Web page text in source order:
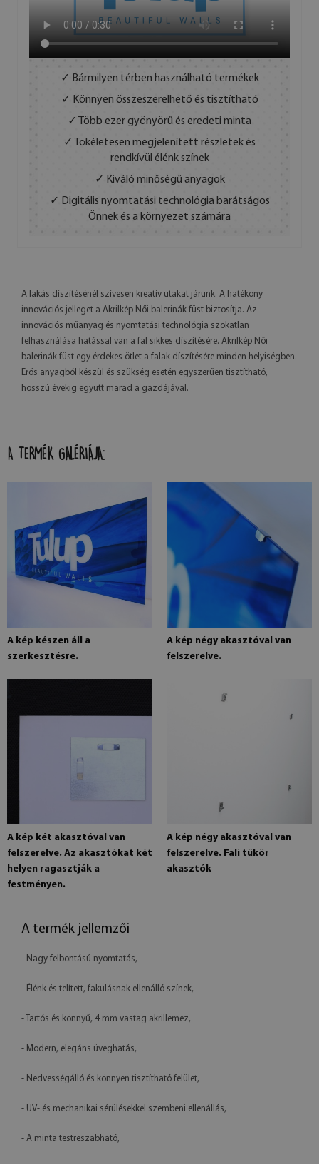
✓ Bármilyen térben használható termékek
✓ Könnyen összeszerelhető és tisztítható
✓ Több ezer gyönyörű és eredeti minta
✓ Tökéletesen megjelenített részletek és
rendkívül élénk színek
✓ Kiváló minőségű anyagok
✓ Digitális nyomtatási technológia barátságos
Önnek és a környezet számára
A lakás díszítésénél szívesen kreatív utakat járunk. A hatékony
innovációs jelleget a Akrilkép Női balerinák füst biztosítja. Az
innovációs műanyag és nyomtatási technológia szokatlan
felhasználása hatással van a fal sikkes díszítésére. Akrilkép Női
balerinák füst egy érdekes ötlet a falak díszítésére minden helyiségben.
Erős anyagból készül és szükség esetén egyszerűen tisztítható,
hosszú évekig együtt marad a gazdájával.
A TERMÉK GALÉRIÁJA:
A kép készen áll a
szerkesztésre.
A kép négy akasztóval van
felszerelve.
A kép két akasztóval van
felszerelve. Az akasztókat két
helyen ragasztják a
festményen.
A kép négy akasztóval van
felszerelve. Fali tükör
akasztók
A termék jellemzői
- Nagy felbontású nyomtatás,
- Élénk és telített, fakulásnak ellenálló színek,
- Tartós és könnyű, 4 mm vastag akrillemez,
- Modern, elegáns üveghatás,
- Nedvességálló és könnyen tisztítható felület,
- UV- és mechanikai sérülésekkel szembeni ellenállás,
- A minta testreszabható,